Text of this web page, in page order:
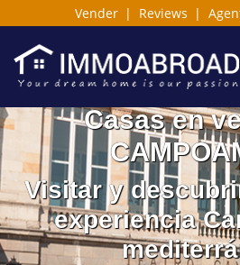
Vender | Reviews |
Casas en
Visitar y
experiencia